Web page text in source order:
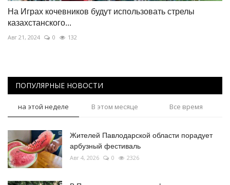
На Играх кочевников будут использовать стрелы
казахстанского...
Авг 21, 2024 0 132
ПОПУЛЯРНЫЕ НОВОСТИ
на этой неделе В этом месяце Все время
Жителей Павлодарской области порадует
арбузный фестиваль
Авг 4, 2026 0 2326